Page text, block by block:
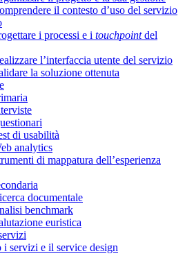
il contesto d’uso del servizio
i processi e i touchpointdel
l’interfaccia utente del servizio
la soluzione ottenuta
di usabilità
analytics
di mappatura dell’esperienza
documentale
benchmark
euristica
i servizi e il service design